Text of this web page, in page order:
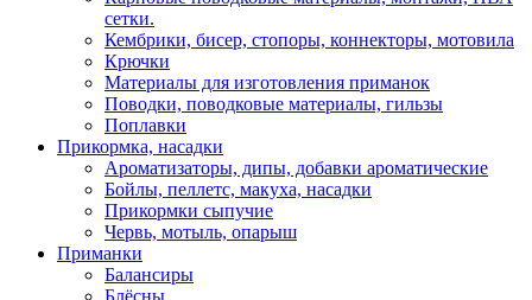
сетки.
Кембрики, бисер, стопоры, коннекторы, мотовила
Крючки
Материалы для изготовления приманок
Поводки, поводковые материалы, гильзы
Поплавки
Прикормка, насадки
Ароматизаторы, дипы, добавки ароматические
Бойлы, пеллетс, макуха, насадки
Прикормки сыпучие
Червь, мотыль, опарыш
Приманки
Балансиры
Блёсны